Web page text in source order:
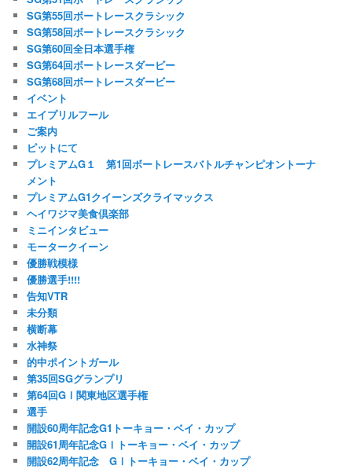
SG第55回ボートレースクラシック
SG第58回ボートレースクラシック
SG第60回全日本選手権
SG第64回ボートレースダービー
SG第68回ボートレースダービー
イベント
エイプリルフール
ご案内
ピットにて
プレミアムG１ 第1回ボートレースバトルチャンピオントーナ
メント
プレミアムG1クイーンズクライマックス
ヘイワジマ美食倶楽部
ミニインタビュー
モータークイーン
優勝戦模様
優勝選手!!!!
告知VTR
未分類
横断幕
水神祭
的中ポイントガール
第35回SGグランプリ
第64回GⅠ関東地区選手権
選手
開設60周年記念G1トーキョー・ベイ・カップ
開設61周年記念GⅠトーキョー・ベイ・カップ
開設62周年記念 GⅠトーキョー・ベイ・カップ